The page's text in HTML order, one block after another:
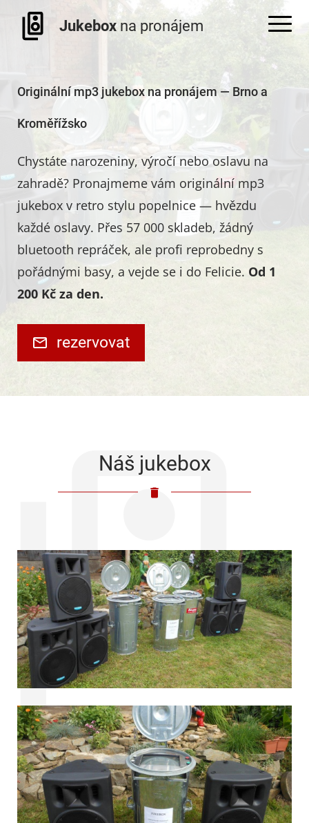
Jukebox na pronájem
Originální mp3 jukebox na pronájem — Brno a
Kroměřížsko
Chystáte narozeniny, výročí nebo oslavu na
zahradě? Pronajmeme vám originální mp3
jukebox v retro stylu popelnice — hvězdu
každé oslavy. Přes 57 000 skladeb, žádný
bluetooth repráček, ale profi reprobedny s
pořádnými basy, a vejde se i do Felicie. Od 1
200 Kč za den.
rezervovat
Náš jukebox